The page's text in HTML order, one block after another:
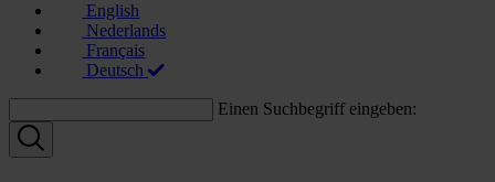
English
Nederlands
Français
Deutsch
Einen Suchbegriff eingeben: